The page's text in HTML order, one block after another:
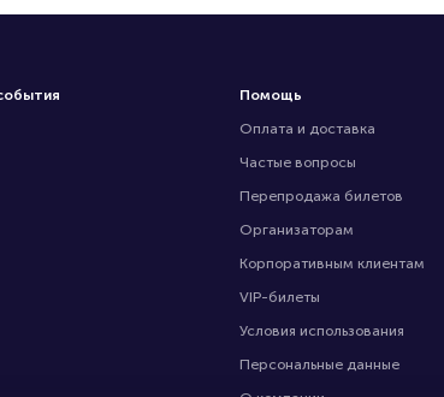
Помощь
Оплата и доставка
Частые вопросы
Перепродажа билетов
Организаторам
Корпоративным клиентам
VIP-билеты
Условия использования
Персональные данные